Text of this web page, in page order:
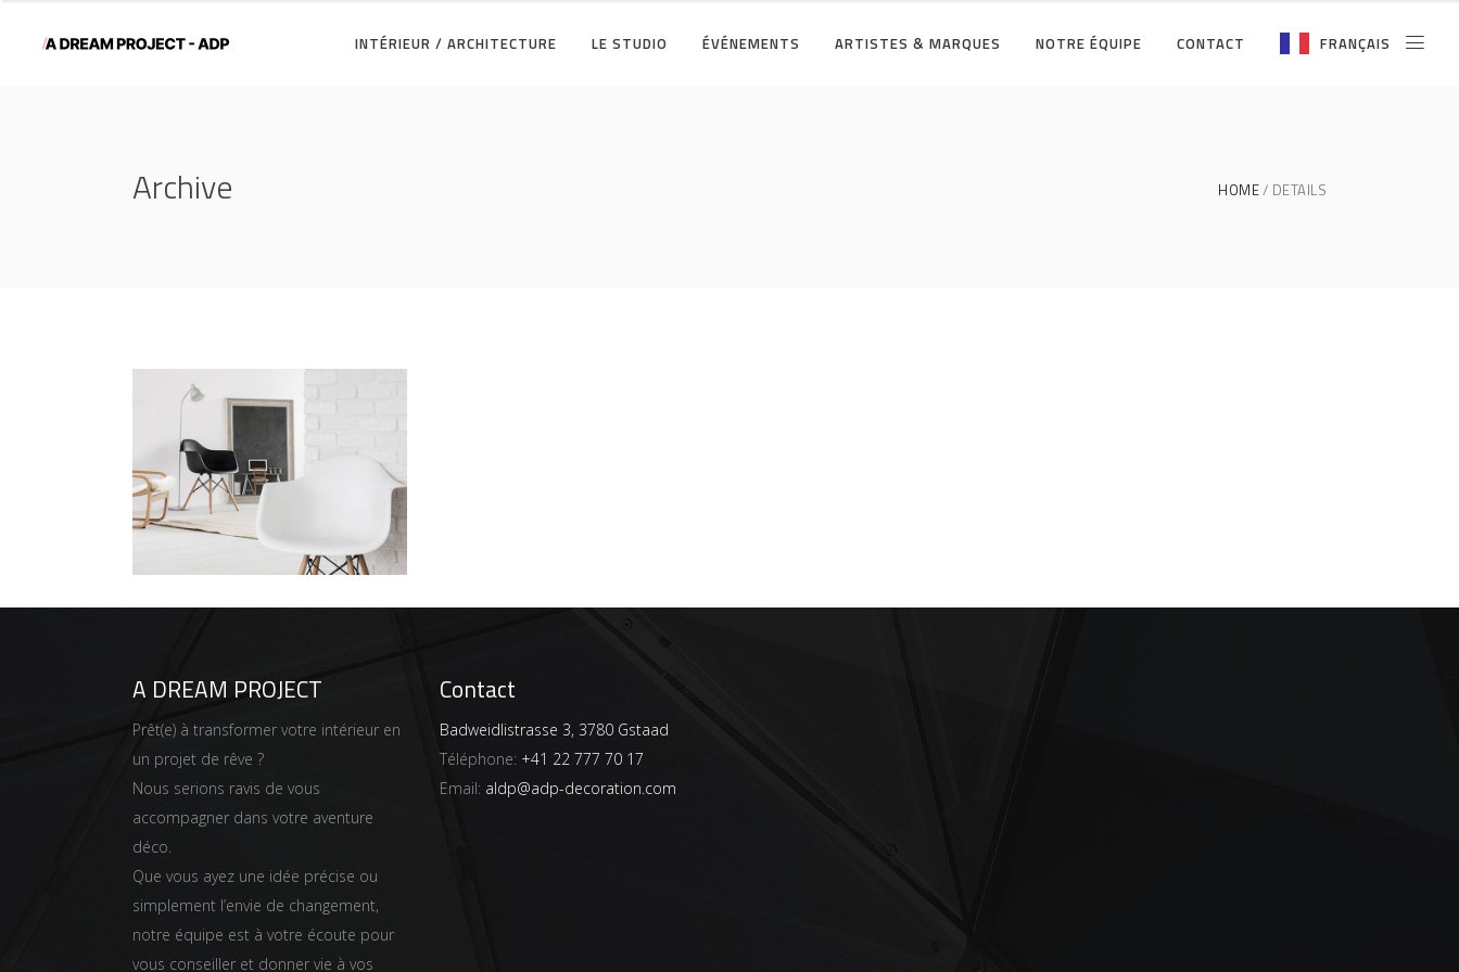
INTÉRIEUR / ARCHITECTURE LE STUDIO ÉVÉNEMENTS ARTISTES & MARQUES NOTRE ÉQUIPE CONTACT FRANÇAIS
Archive HOME DETAILS
Creative Branding
INTERIOR DESIGN
A DREAM PROJECT
Prêt(e) à transformer votre intérieur en
un projet de rêve ?
Nous serions ravis de vous
accompagner dans votre aventure
déco.
Que vous ayez une idée précise ou
simplement l’envie de changement,
notre équipe est à votre écoute pour
vous conseiller et donner vie à vos
Contact
Badweidlistrasse 3, 3780 Gstaad
Téléphone: +41 22 777 70 17
Email: aldp@adp-decoration.com